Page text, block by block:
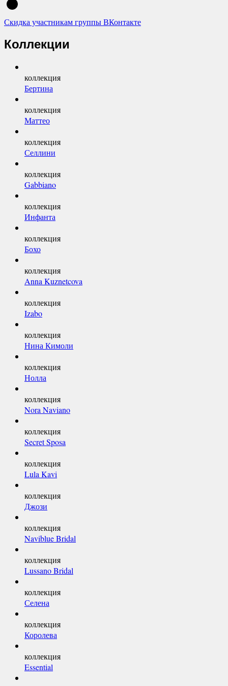
Скидка участникам группы ВКонтакте
Коллекции
коллекция
Бертина
коллекция
Маттео
коллекция
Селлини
коллекция
Gabbiano
коллекция
Инфанта
коллекция
Бохо
коллекция
Anna Kuznetcova
коллекция
Izabo
коллекция
Нина Кимоли
коллекция
Нолла
коллекция
Nora Naviano
коллекция
Secret Sposa
коллекция
Lula Kavi
коллекция
Джози
коллекция
Naviblue Bridal
коллекция
Lussano Bridal
коллекция
Селена
коллекция
Королева
коллекция
Essential